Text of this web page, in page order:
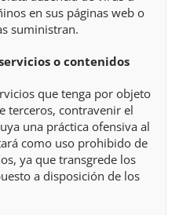
en sus páginas web o
suministran.
o contenidos
que tenga por objeto
terceros, contravenir el
una práctica ofensiva al
como uso prohibido de
ya que transgrede los
a disposición de los